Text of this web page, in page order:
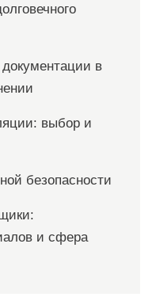
в
выбор и
безопасности
и сфера